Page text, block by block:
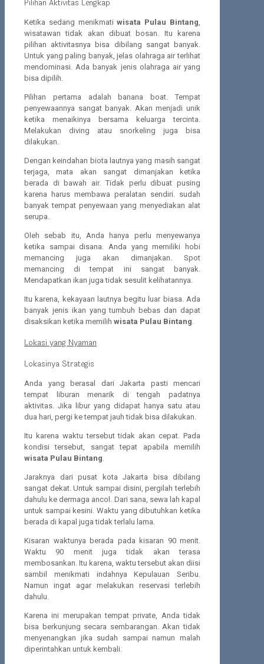
Pilihan Aktivitas Lengkap
Ketika sedang menikmatiwisata Pulau Bintang,
wisatawan tidak akan dibuat bosan. Itu karena
pilihan aktivitasnya bisa dibilang sangat banyak.
Untuk yang paling banyak, jelas olahraga air terlihat
mendominasi. Ada banyak jenis olahraga air yang
bisa dipilih.
Pilihan pertama adalah banana boat. Tempat
penyewaannya sangat banyak. Akan menjadi unik
ketika menaikinya bersama keluarga tercinta.
Melakukan diving atau snorkeling juga bisa
dilakukan.
Dengan keindahan biota lautnya yang masih sangat
terjaga, mata akan sangat dimanjakan ketika
berada di bawah air. Tidak perlu dibuat pusing
karena harus membawa peralatan sendiri. sudah
banyak tempat penyewaan yang menyediakan alat
serupa.
Oleh sebab itu, Anda hanya perlu menyewanya
ketika sampai disana. Anda yang memiliki hobi
memancing juga akan dimanjakan. Spot
memancing di tempat ini sangat banyak.
Mendapatkan ikan juga tidak sesulit kelihatannya.
Itu karena, kekayaan lautnya begitu luar biasa. Ada
banyak jenis ikan yang tumbuh bebas dan dapat
disaksikan ketika memilih wisata Pulau Bintang.
Lokasi yang Nyaman
Lokasinya Strategis
Anda yang berasal dari Jakarta pasti mencari
tempat liburan menarik di tengah padatnya
aktivitas. Jika libur yang didapat hanya satu atau
dua hari, pergi ke tempat jauh tidak bisa dilakukan.
Itu karena waktu tersebut tidak akan cepat. Pada
kondisi tersebut, sangat tepat apabila memilih
wisata Pulau Bintang
Jaraknya dari pusat kota Jakarta bisa dibilang
sangat dekat. Untuk sampai disini, pergilah terlebih
dahulu ke dermaga ancol. Dari sana, sewa lah kapal
untuk sampai kesini. Waktu yang dibutuhkan ketika
berada di kapal juga tidak terlalu lama.
Kisaran waktunya berada pada kisaran 90 menit.
Waktu 90 menit juga tidak akan terasa
membosankan. Itu karena, waktu tersebut akan diisi
sambil menikmati indahnya Kepulauan Seribu.
Namun ingat agar melakukan reservasi terlebih
dahulu.
Karena ini merupakan tempat private, Anda tidak
bisa berkunjung secara sembarangan. Akan tidak
menyenangkan jika sudah sampai namun malah
diperintahkan untuk kembali.